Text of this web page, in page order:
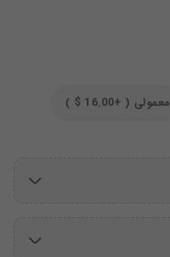
معمولی ( +16.00 $ )